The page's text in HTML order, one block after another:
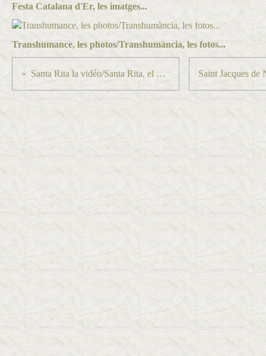
Festa Catalana d'Er, les imatges...
Transhumance, les photos/Transhumància, les fotos...
Santa Rita la vidéo/Santa Rita, el vídeo...